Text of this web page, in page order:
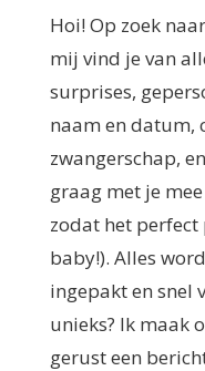
Hoi! Op zoek
mij vind je van
surprises,
naam en datum,
zwangerschap,
graag met je
zodat het
baby!). Alles
ingepakt en snel
unieks? Ik maak
gerust een